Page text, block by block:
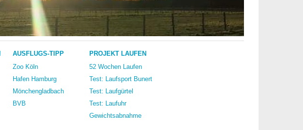
AUSFLUGS-TIPP
Zoo Köln
Hafen Hamburg
Mönchengladbach
BVB
PROJEKT LAUFEN
52 Wochen Laufen
Test: Laufsport Bunert
Test: Laufgürtel
Test: Laufuhr
Gewichtsabnahme